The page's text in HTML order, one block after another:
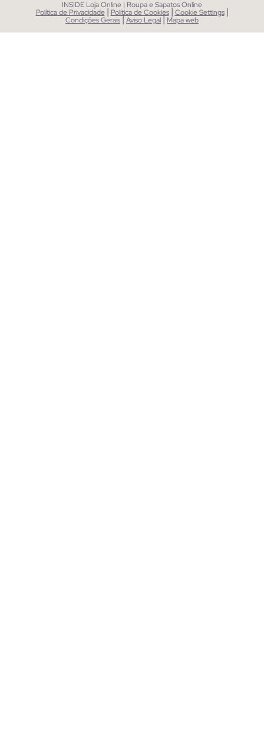
INSIDE Loja Online | Roupa e Sapatos Online
Política de Privacidade | Política de Cookies | Cookie Settings |
Condições Gerais|Aviso Legal| Mapa web